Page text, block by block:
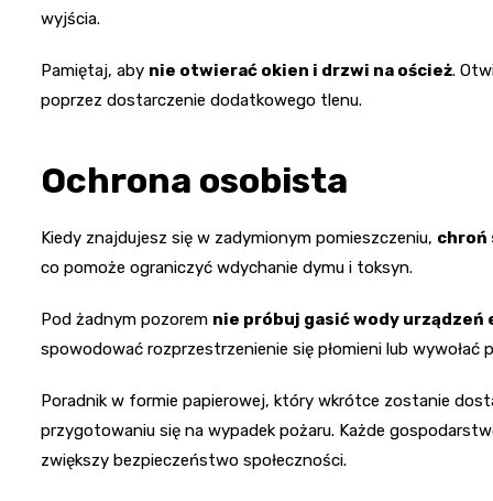
wyjścia.
Pamiętaj, aby nie otwierać okien i drzwi na oścież.
poprzez dostarczenie dodatkowego tlenu.
Ochrona osobista
Kiedy znajdujesz się w zadymionym pomieszczeniu, chroń
co pomoże ograniczyć wdychanie dymu i toksyn.
Pod żadnym pozorem nie próbuj gasić wody
spowodować rozprzestrzenienie się płomieni lub wywołać
Poradnik w formie papierowej, który wkrótce zostanie
przygotowaniu się na wypadek pożaru. Każde
zwiększy bezpieczeństwo społeczności.